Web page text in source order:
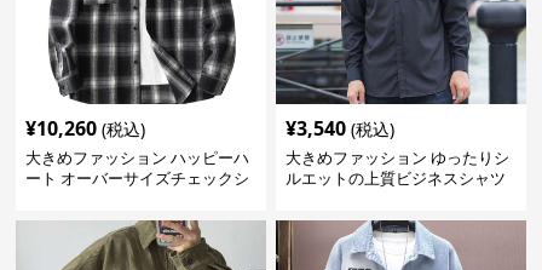
¥10,260 (税込)
大きめファッション ハッピーハ
ート オーバーサイズチェックシ
¥3,540 (税込)
大きめファッション ゆったりシ
ルエットの上質ビジネスシャツ